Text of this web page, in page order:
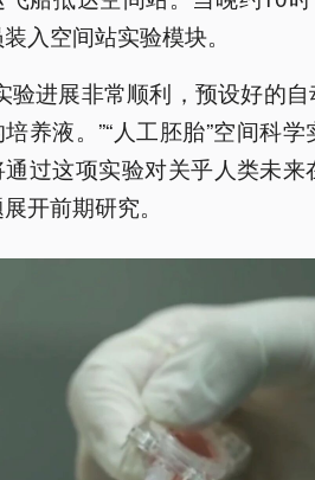
入空间站实验模块。
验进展非常顺利，预设好的
养液。”“人工胚胎”空间科
过这项实验对关乎人类未
开前期研究。